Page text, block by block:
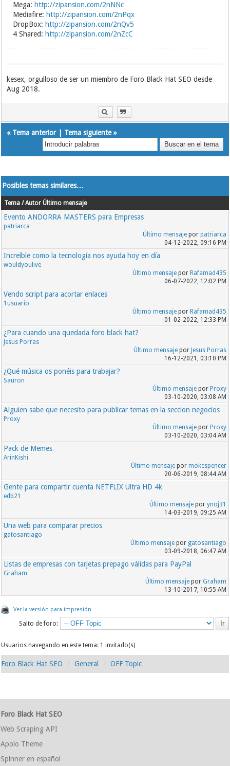
Mega: http://zipansion.com/2nNNc
Mediafire: http://zipansion.com/2nPqx
DropBox: http://zipansion.com/2nQv5
4 Shared: http://zipansion.com/2nZcC
kesex, orgulloso de ser un miembro de Foro Black Hat SEO desde
Aug 2018.
« Tema anterior| Tema siguiente»
Posibles temas similares…
Tema / Autor Último mensaje
Evento ANDORRA MASTERS para Empresas
patriarca
Último mensajepor patriarca
04-12-2022, 09:16 PM
Increíble como la tecnología nos ayuda hoy en día
wouldyoulive
Último mensajepor Rafamad435
06-07-2022, 12:02 PM
Vendo script para acortar enlaces
1usuario
Último mensajepor Rafamad435
01-02-2022, 12:33 PM
¿Para cuando una quedada foro black hat?
Jesus Porras
Último mensajepor Jesus Porras
16-12-2021, 03:10 PM
¿Qué música os ponéis para trabajar?
Sauron
Último mensajepor Proxy
03-10-2020, 03:08 AM
Alguien sabe que necesito para publicar temas en la seccion negocios
Proxy
Último mensajepor Proxy
03-10-2020, 03:04 AM
Pack de Memes
ArinKishi
Último mensajepor mokespencer
20-06-2019, 08:44 AM
Gente para compartir cuenta NETFLIX Ultra HD 4k
edb21
Último mensajepor ynoj31
14-03-2019, 09:25 AM
Una web para comparar precios
gatosantiago
Último mensajepor gatosantiago
03-09-2018, 06:47 AM
Listas de empresas con tarjetas prepago válidas para PayPal
Graham
Último mensajepor Graham
13-10-2017, 10:55 AM
Ver la versión para impresión
Salto de foro:
Usuarios navegando en este tema: 1 invitado(s)
Foro Black Hat SEO General OFF Topic
Foro Black Hat SEO
Web Scraping API
Apolo Theme
Spinner en español